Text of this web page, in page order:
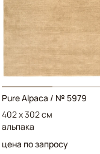
Pure Alpaca / № 5979
402 x 302 см
альпака
цена по запросу